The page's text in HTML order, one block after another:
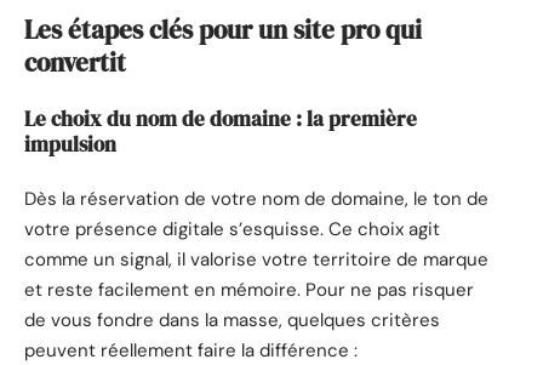
Les étapes clés pour un site pro qui
convertit
Le choix du nom de domaine : la première
impulsion
Dès la réservation de votre nom de domaine, le ton de
votre présence digitale s’esquisse. Ce choix agit
comme un signal, il valorise votre territoire de marque
et reste facilement en mémoire. Pour ne pas risquer
de vous fondre dans la masse, quelques critères
peuvent réellement faire la différence :